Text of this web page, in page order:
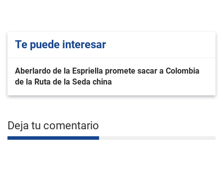
Te puede interesar
Aberlardo de la Espriella promete sacar a Colombia
de la Ruta de la Seda china
Deja tu comentario